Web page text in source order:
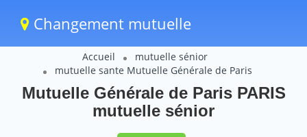
Changement mutuelle
Accueil
mutuelle sénior
mutuelle sante Mutuelle Générale de Paris
Mutuelle Générale de Paris PARIS
mutuelle sénior